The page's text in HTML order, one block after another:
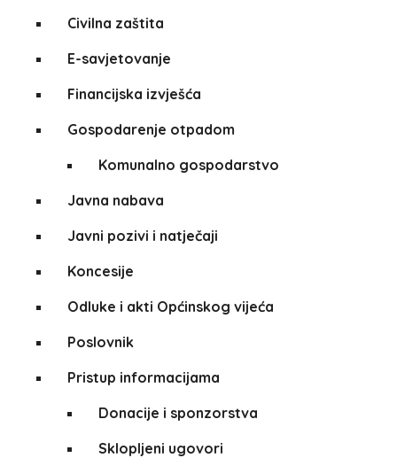
Civilna zaštita
E-savjetovanje
Financijska izvješća
Gospodarenje otpadom
Komunalno gospodarstvo
Javna nabava
Javni pozivi i natječaji
Koncesije
Odluke i akti Općinskog vijeća
Poslovnik
Pristup informacijama
Donacije i sponzorstva
Sklopljeni ugovori